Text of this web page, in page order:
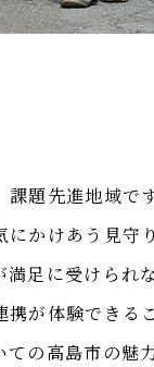
題先進地域で
かけあう見守
足に受けられ
が体験できる
の高島市の魅